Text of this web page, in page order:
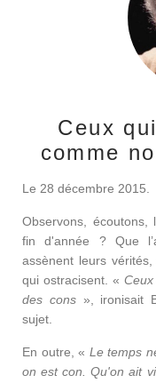
Ceux
comme
Le 28 décembre 2015.
Observons, écoutons,
fin d'année ? Que
assènent leurs
qui ostracisent. «
des cons », ironisait
sujet.
En outre, « Le temps
on est con. Qu'on ait